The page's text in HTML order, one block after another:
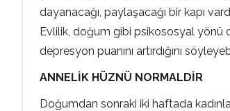
dayanacağı, paylaşacağı bir kapı
Evlilik, doğum gibi psikososyal yönü
depresyon puanını artırdığını
ANNELİK HÜZNÜ NORMALDİR
Doğumdan sonraki iki haftada